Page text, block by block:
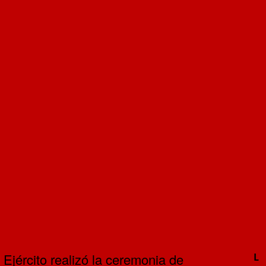
realizó la ceremonia de
L